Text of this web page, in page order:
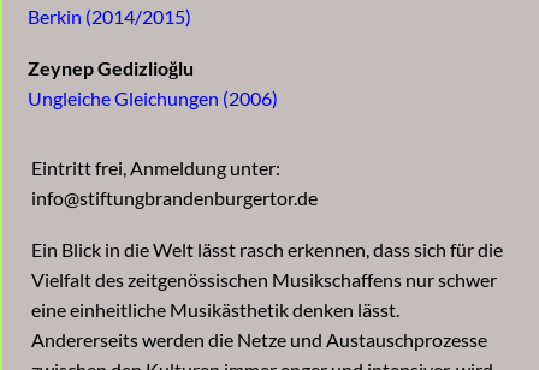
Berkin (2014/2015)
Zeynep Gedizlioğlu
Ungleiche Gleichungen (2006)
Eintritt frei, Anmeldung unter:
info@stiftungbrandenburgertor.de
Ein Blick in die Welt lässt rasch erkennen, dass sich für die
Vielfalt des zeitgenössischen Musikschaffens nur schwer
eine einheitliche Musikästhetik denken lässt.
Andererseits werden die Netze und Austauschprozesse